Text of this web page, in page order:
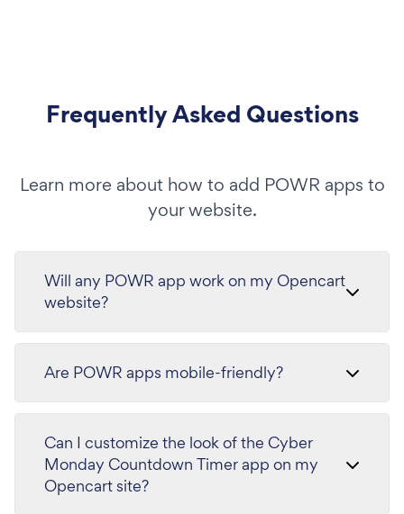
Frequently Asked Questions
Learn more about how to add POWR apps to
your website.
Will any POWR app work on my Opencart
website?
Are POWR apps mobile-friendly?
Can I customize the look of the Cyber
Monday Countdown Timer app on my
Opencart site?